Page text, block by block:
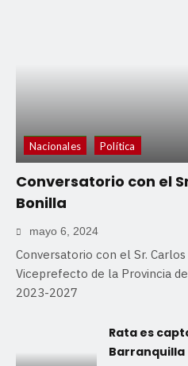
Nacionales Política
Conversatorio con el
Bonilla
mayo 6, 2024
Conversatorio con el Sr.
Viceprefecto de la Provincia
2023-2027
Rata es
Barranquilla